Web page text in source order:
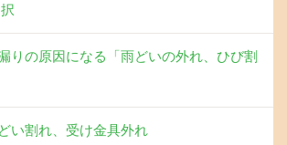
りの原因になる「雨どいの外れ、ひび割
い割れ、受け金具外れ